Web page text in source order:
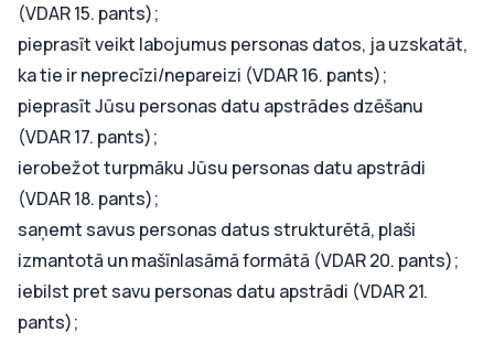
(VDAR 15. pants);
pieprasīt veikt labojumus personas datos, ja uzskatāt,
ka tie ir neprecīzi/nepareizi (VDAR 16. pants);
pieprasīt Jūsu personas datu apstrādes dzēšanu
(VDAR 17. pants);
ierobežot turpmāku Jūsu personas datu apstrādi
(VDAR 18. pants);
saņemt savus personas datus strukturētā, plaši
izmantotā un mašīnlasāmā formātā (VDAR 20. pants);
iebilst pret savu personas datu apstrādi (VDAR 21.
pants);